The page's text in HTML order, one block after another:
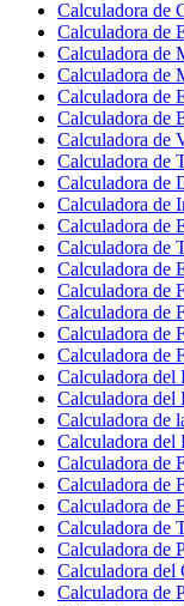
Calculadora de
Calculadora de
Calculadora de
Calculadora de
Calculadora de
Calculadora de
Calculadora de
Calculadora de
Calculadora de
Calculadora de
Calculadora de
Calculadora de
Calculadora de
Calculadora de
Calculadora de
Calculadora de
Calculadora de
Calculadora del
Calculadora del
Calculadora de
Calculadora del
Calculadora de
Calculadora de
Calculadora de
Calculadora de
Calculadora de
Calculadora del
Calculadora de